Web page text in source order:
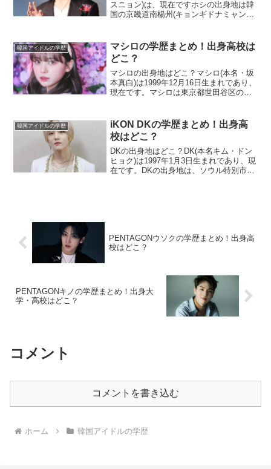
スニョン)は、現在ですホシの出身地は韓
国の京畿道南楊州(キョンギドナミャンジ
しています。なおホシが生まれたのは、
南楊州市ではなく...
韓国アイドルの学歴
マシロの学歴まとめ！出身高校は
どこ？
マシロの出身地はどこ？マシロ(本名・坂
本真白)は1999年12月16日生まれであり、
現在です。マシロは東京都世田谷区の出
ん。ひとりっ子であり、実家ではチョコ
とプーと...
韓国アイドルの学歴
iKON DKの学歴まとめ！出身高
校はどこ？
DKの出身地はどこ？DK(本名キム・ドン
ヒョク)は1997年1月3日生まれであり、現
在です。DKの出身地は、ソウル特別市龍
PENTAGONウソクの学歴まとめ！出身高
校はどこ？
PENTAGONキノの学歴まとめ！出身大
学・高校はどこ？
コメント
コメントを書き込む
ホーム 韓国アイドルの学歴